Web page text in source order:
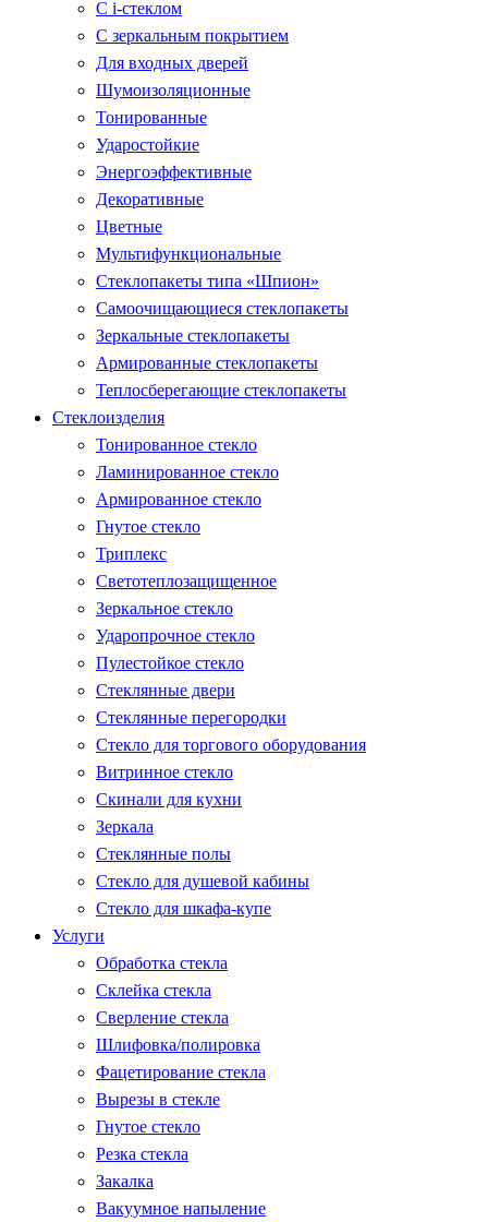
С i-стеклом
С зеркальным покрытием
Для входных дверей
Шумоизоляционные
Тонированные
Ударостойкие
Энергоэффективные
Декоративные
Цветные
Мультифункциональные
Стеклопакеты типа «Шпион»
Самоочищающиеся стеклопакеты
Зеркальные стеклопакеты
Армированные стеклопакеты
Теплосберегающие стеклопакеты
Стеклоизделия
Тонированное стекло
Ламинированное стекло
Армированное стекло
Гнутое стекло
Триплекс
Светотеплозащищенное
Зеркальное стекло
Ударопрочное стекло
Пулестойкое стекло
Стеклянные двери
Стеклянные перегородки
Стекло для торгового оборудования
Витринное стекло
Скинали для кухни
Зеркала
Стеклянные полы
Стекло для душевой кабины
Стекло для шкафа-купе
Услуги
Обработка стекла
Склейка стекла
Сверление стекла
Шлифовка/полировка
Фацетирование стекла
Вырезы в стекле
Гнутое стекло
Резка стекла
Закалка
Вакуумное напыление